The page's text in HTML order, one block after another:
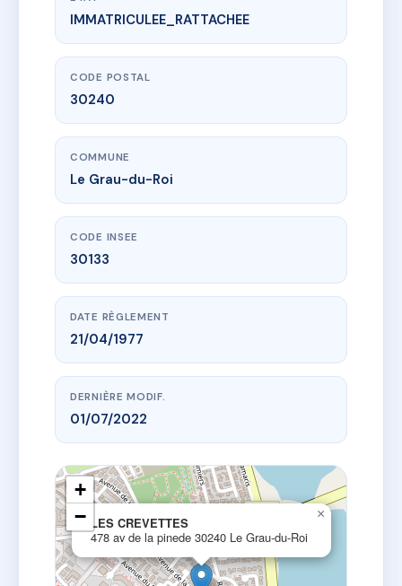
www.vme.plus/AB7696123
LES CREVETTES
478 av de la pinede
IMMATRICULEE_RATTACHEE
CODE POSTAL
30240
COMMUNE
Le Grau-du-Roi
CODE INSEE
30133
DATE RÈGLEMENT
21/04/1977
DERNIÈRE MODIF.
01/07/2022
LES CREVETTES
478 av de la pinede 30240 Le Grau-du-Roi
×
+
−